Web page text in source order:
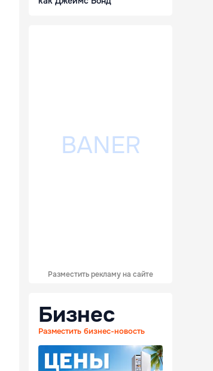
Разместить рекламу на сайте
Бизнес
Разместить бизнес-новость